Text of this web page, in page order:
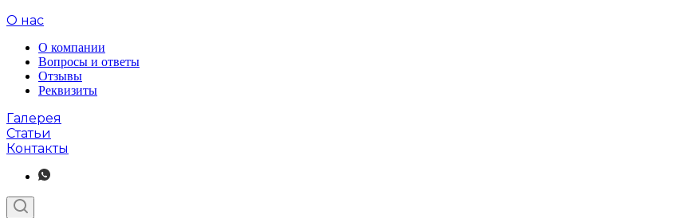
О нас
О компании
Вопросы и ответы
Отзывы
Реквизиты
Галерея
Статьи
Контакты